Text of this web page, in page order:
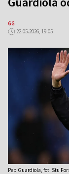
GG
22.05.2026, 19:05
Pep Guardiola, fot. Stu